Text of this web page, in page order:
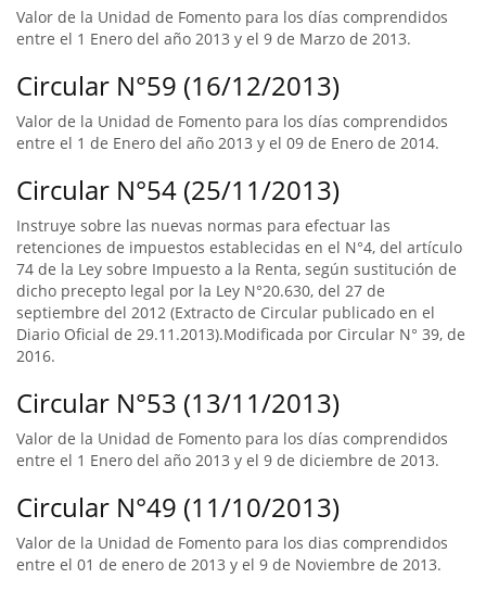
Valor de la Unidad de Fomento para los días comprendidos
entre el 1 Enero del año 2013 y el 9 de Marzo de 2013.
Circular N°59 (16/12/2013)
Valor de la Unidad de Fomento para los días comprendidos
entre el 1 de Enero del año 2013 y el 09 de Enero de 2014.
Circular N°54 (25/11/2013)
Instruye sobre las nuevas normas para efectuar las
retenciones de impuestos establecidas en el N°4, del artículo
74 de la Ley sobre Impuesto a la Renta, según sustitución de
dicho precepto legal por la Ley N°20.630, del 27 de
septiembre del 2012 (Extracto de Circular publicado en el
Diario Oficial de 29.11.2013).Modificada por Circular N° 39, de
2016.
Circular N°53 (13/11/2013)
Valor de la Unidad de Fomento para los días comprendidos
entre el 1 Enero del año 2013 y el 9 de diciembre de 2013.
Circular N°49 (11/10/2013)
Valor de la Unidad de Fomento para los dias comprendidos
entre el 01 de enero de 2013 y el 9 de Noviembre de 2013.